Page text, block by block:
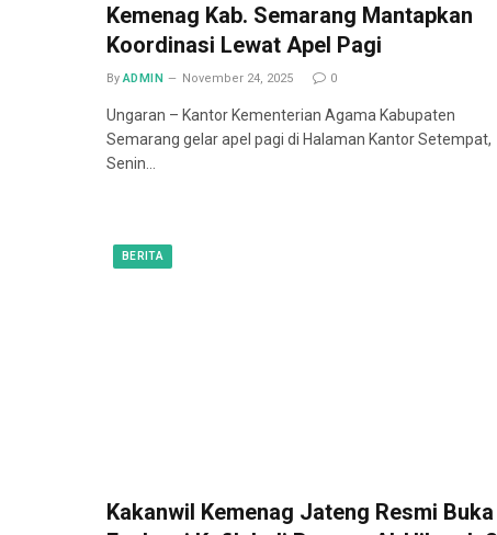
Kemenag Kab. Semarang Mantapkan
Koordinasi Lewat Apel Pagi
By ADMIN November 24, 2025 0
Ungaran – Kantor Kementerian Agama Kabupaten
Semarang gelar apel pagi di Halaman Kantor Setempat,
Senin…
BERITA
Kakanwil Kemenag Jateng Resmi Buka